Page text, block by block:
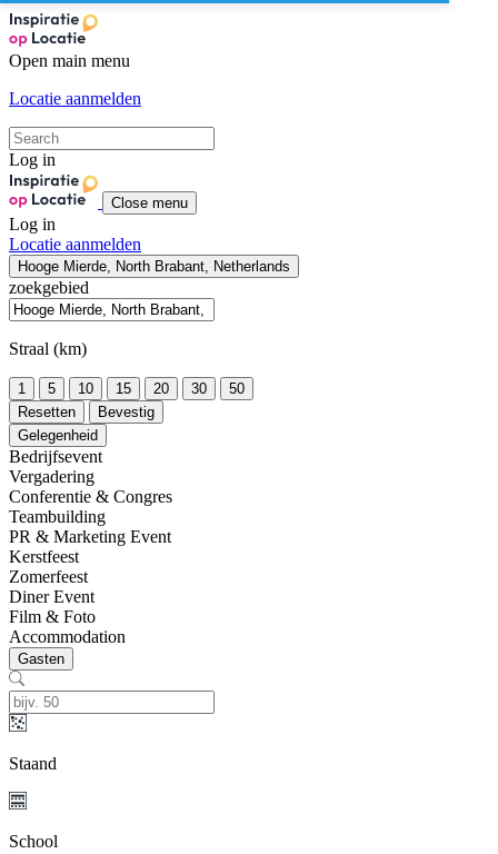
Open main menu
Locatie aanmelden
Log in
Close menu
Log in
Locatie aanmelden
Hooge Mierde, North Brabant, Netherlands
zoekgebied
Straal (km)
1 5 10 15 20 30
50
Resetten
Bevestig
Gelegenheid
Bedrijfsevent
Vergadering
Conferentie & Congres
Teambuilding
PR & Marketing Event
Kerstfeest
Zomerfeest
Diner Event
Film & Foto
Accommodation
Gasten
Staand
School